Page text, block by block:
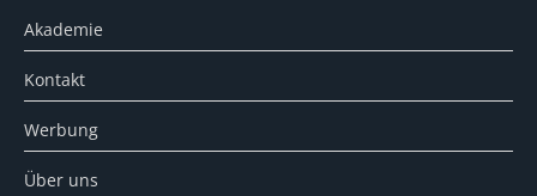
Akademie
Kontakt
Werbung
Über uns